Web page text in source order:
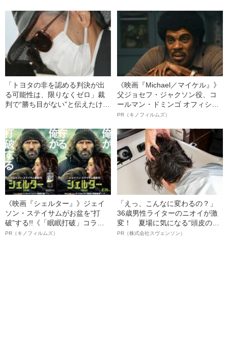
「トヨタの非を認める判決が出
る可能性は、限りなくゼロ」裁
判で“勝ち目がない”と伝えたけれ
の葛藤」
《映画『Michael／マイケル』》
父ジョセフ・ジャクソン役、コ
ールマン・ドミンゴ オフィシャ
ルインタビュー“観客を魅了した
語る”《日本興収70億円突破》
PR（キノフィルムズ）
《映画『シェルター』》ジェイ
ソン・ステイサムがお盆を“打
破”する!!《「眠眠打破」コラ
ボ》
PR（キノフィルムズ）
「えっ、こんなに変わるの？」
36歳男性ライターのニオイが激
変！ 夏場に気になる“頭皮のニ
オイ”や“ベタつき”を解消す
PR（株式会社スヴェンソン）